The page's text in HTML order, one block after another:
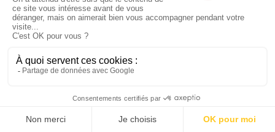
Les avantages de